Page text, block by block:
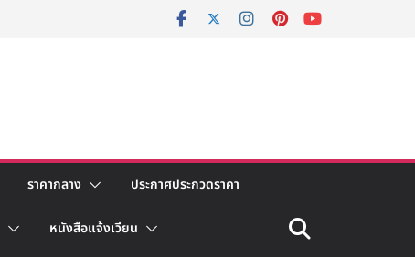
ราคากลาง ประกาศประกวดราคา
หนังสือแจ้งเวียน